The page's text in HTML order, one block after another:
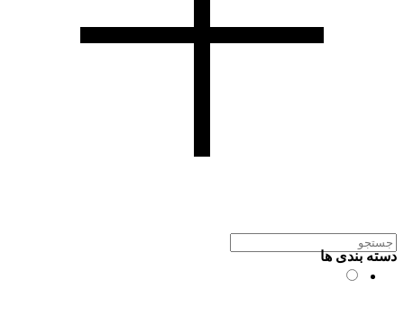
دسته بندی ها